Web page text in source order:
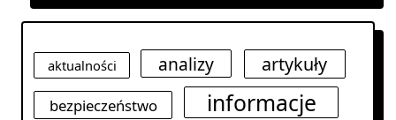
aktualności analizy artykuły
bezpieczeństwo informacje